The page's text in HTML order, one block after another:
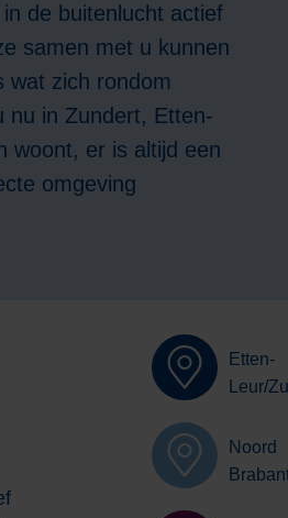
de buitenlucht actief
samen met u kunnen
wat zich rondom
nu in Zundert, Etten-
woont, er is altijd een
omgeving
Etten-
Leur/
Noord